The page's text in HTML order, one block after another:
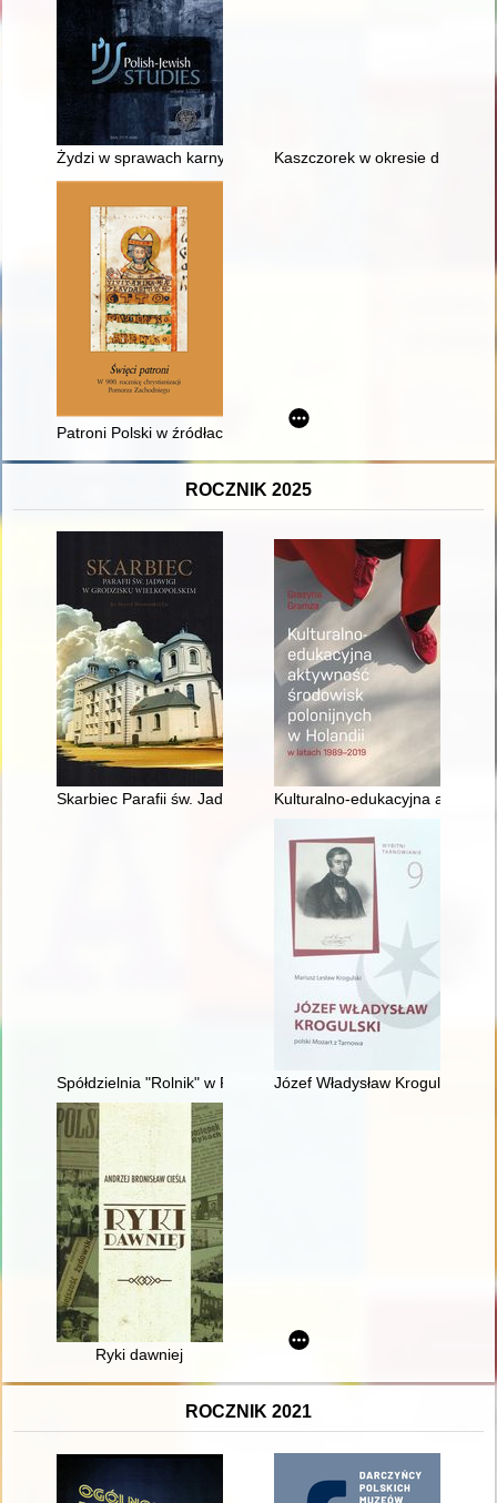
Żydzi w sprawach karnych przed sądem okręgowym w
Kaszczorek w okresie drugiej
Patroni Polski w źródłach hagiograficznych
ROCZNIK 2025
Skarbiec Parafii św. Jadwigi w Grodzisku Wielkopolskim
Kulturalno-edukacyjna
Spółdzielnia "Rolnik" w Pobiedziskach od 1945 r. : zarys
Józef Władysław Krogulski :
Ryki dawniej
ROCZNIK 2021